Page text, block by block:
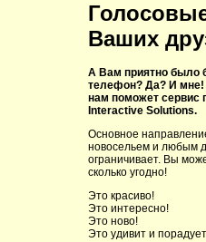
Ваших
А Вам приятно было
телефон? Да? И мне!
нам поможет сервис
Interactive Solutions.
Основное
новосельем и любым
ограничивает. Вы
сколько угодно!
Это красиво!
Это интересно!
Это ново!
Это удивит и